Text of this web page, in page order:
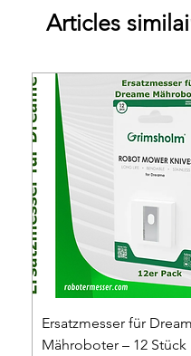
Articles
Ersatzmesser für
Mähroboter – 12 Stück